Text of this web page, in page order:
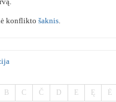
konflikto šaknis.
B C Č D E Ę Ė